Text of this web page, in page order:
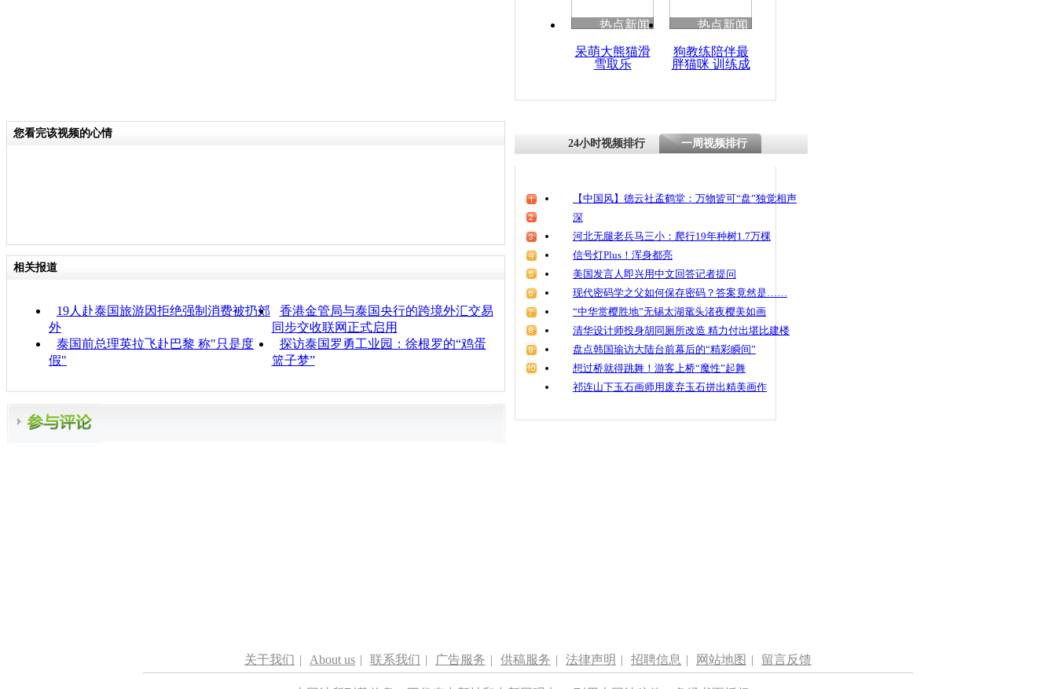
热点新闻
呆萌大熊猫滑
雪取乐
热点新闻
狗教练陪伴最
胖猫咪 训练成
您看完该视频的心情
相关报道
19人赴泰国旅游因拒绝强制消费被扔郊
外
香港金管局与泰国央行的跨境外汇交易
同步交收联网正式启用
泰国前总理英拉飞赴巴黎 称"只是度
假"
探访泰国罗勇工业园：徐根罗的“鸡蛋
篮子梦”
24小时视频排行 一周视频排行
【中国风】德云社孟鹤堂：万物皆可“盘”独觉相声
深
河北无腿老兵马三小：爬行19年种树1.7万棵
信号灯Plus！浑身都亮
美国发言人即兴用中文回答记者提问
现代密码学之父如何保存密码？答案竟然是……
“中华赏樱胜地”无锡太湖鼋头渚夜樱美如画
清华设计师投身胡同厕所改造 精力付出堪比建楼
盘点韩国瑜访大陆台前幕后的“精彩瞬间”
想过桥就得跳舞！游客上桥“魔性”起舞
祁连山下玉石画师用废弃玉石拼出精美画作
关于我们 | About us | 联系我们 | 广告服务 | 供稿服务 | 法律声明 | 招聘信息 | 网站地图 | 留言反馈